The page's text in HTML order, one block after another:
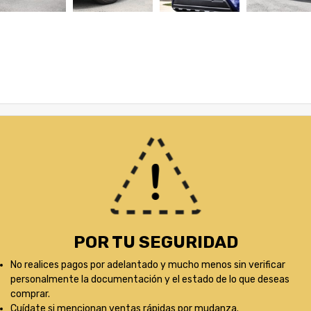
POR TU SEGURIDAD
No realices pagos por adelantado y mucho menos sin verificar
personalmente la documentación y el estado de lo que deseas
comprar.
Cuídate si mencionan ventas rápidas por mudanza.